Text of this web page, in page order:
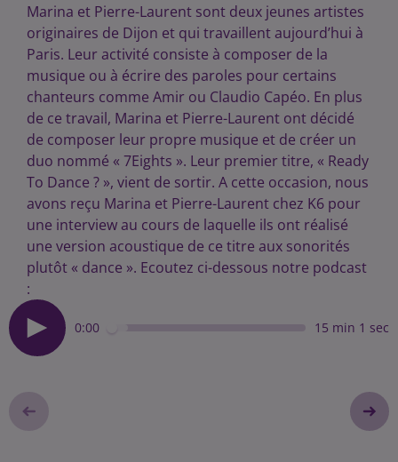
Marina et Pierre-Laurent sont deux jeunes artistes
originaires de Dijon et qui travaillent aujourd’hui à
Paris. Leur activité consiste à composer de la
musique ou à écrire des paroles pour certains
chanteurs comme Amir ou Claudio Capéo. En plus
de ce travail, Marina et Pierre-Laurent ont décidé
de composer leur propre musique et de créer un
duo nommé « 7Eights ». Leur premier titre, « Ready
To Dance ? », vient de sortir. A cette occasion, nous
avons reçu Marina et Pierre-Laurent chez K6 pour
une interview au cours de laquelle ils ont réalisé
une version acoustique de ce titre aux sonorités
plutôt « dance ». Ecoutez ci-dessous notre podcast
:
0:00 15 min 1 sec